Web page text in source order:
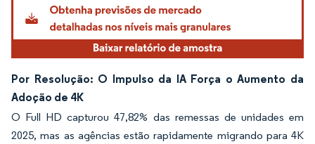
Por Resolução: O Impulso da IA Força o Aumento da
Adoção de 4K
O Full HD capturou 47,82% das remessas de unidades em
2025, mas as agências estão rapidamente migrando para 4K